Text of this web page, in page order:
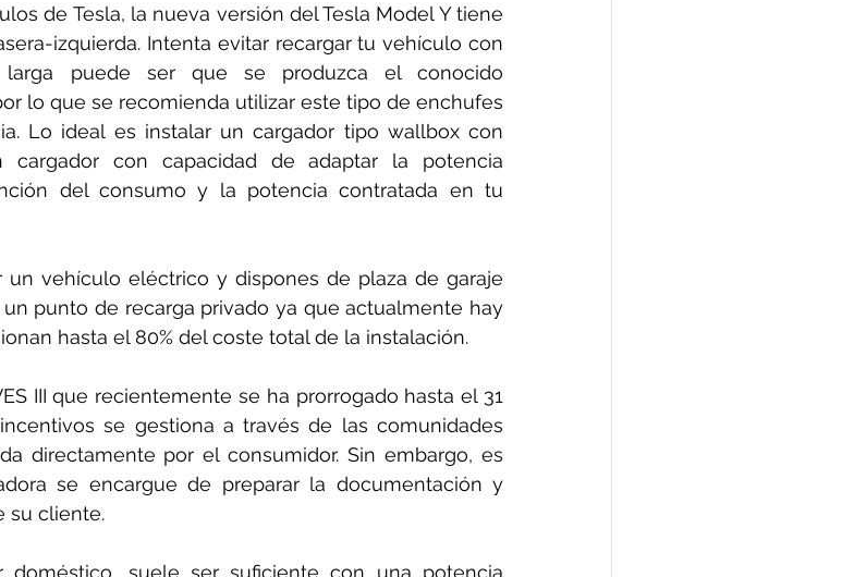
de Tesla, la nueva versión del Tesla Model Y tiene
izquierda. Intenta evitar recargar tu vehículo con
puede ser que se produzca el conocido
lo que se recomienda utilizar este tipo de enchufes
Lo ideal es instalar un cargador tipo wallbox con
cargador con capacidad de adaptar la potencia
del consumo y la potencia contratada en tu
un vehículo eléctrico y dispones de plaza de garaje
punto de recarga privado ya que actualmente hay
hasta el 80% del coste total de la instalación.
III que recientemente se ha prorrogado hasta el 31
se gestiona a través de las comunidades
directamente por el consumidor. Sin embargo, es
se encargue de preparar la documentación y
su cliente.
doméstico, suele ser suficiente con una potencia